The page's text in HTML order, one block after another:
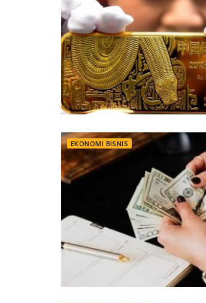
EKONOMI BISNIS